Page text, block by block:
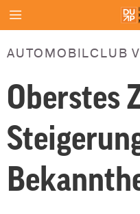
AUTOMOBILCLUB
Oberstes